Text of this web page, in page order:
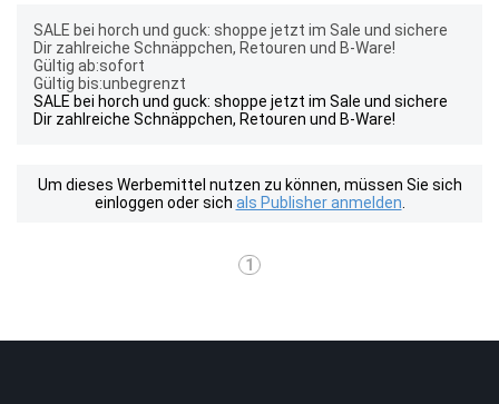
SALE bei horch und guck: shoppe jetzt im Sale und sichere
Dir zahlreiche Schnäppchen, Retouren und B-Ware!
Gültig ab:sofort
Gültig bis:unbegrenzt
SALE bei horch und guck: shoppe jetzt im Sale und sichere
Dir zahlreiche Schnäppchen, Retouren und B-Ware!
Um dieses Werbemittel nutzen zu können, müssen Sie sich
einloggen oder sich als Publisher anmelden
1